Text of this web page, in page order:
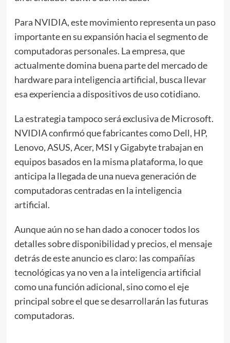
Para NVIDIA, este movimiento representa un paso
importante en su expansión hacia el segmento de
computadoras personales. La empresa, que
actualmente domina buena parte del mercado de
hardware para inteligencia artificial, busca llevar
esa experiencia a dispositivos de uso cotidiano.
La estrategia tampoco será exclusiva de Microsoft.
NVIDIA confirmó que fabricantes como Dell, HP,
Lenovo, ASUS, Acer, MSI y Gigabyte trabajan en
equipos basados en la misma plataforma, lo que
anticipa la llegada de una nueva generación de
computadoras centradas en la inteligencia
artificial.
Aunque aún no se han dado a conocer todos los
detalles sobre disponibilidad y precios, el mensaje
detrás de este anuncio es claro: las compañías
tecnológicas ya no ven a la inteligencia artificial
como una función adicional, sino como el eje
principal sobre el que se desarrollarán las futuras
computadoras.